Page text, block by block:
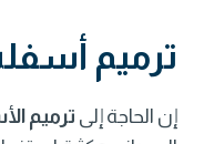
ترميم
إن الحاجة إلى ترميم